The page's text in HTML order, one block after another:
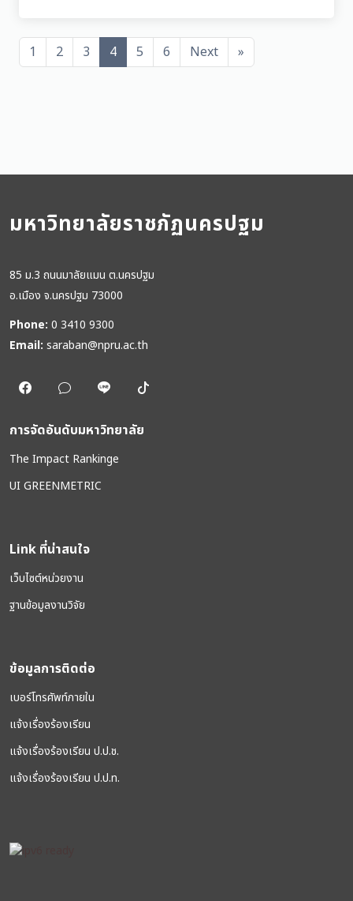
1 2 3 4 5 6 Next »
มหาวิทยาลัยราชภัฏนครปฐม
85 ม.3 ถนนมาลัยแมน ต.นครปฐม
อ.เมือง จ.นครปฐม 73000
Phone: 0 3410 9300
Email: saraban@npru.ac.th
การจัดอันดับมหาวิทยาลัย
The Impact Rankinge
UI GREENMETRIC
Link ที่น่าสนใจ
เว็บไซต์หน่วยงาน
ฐานข้อมูลงานวิจัย
ข้อมูลการติดต่อ
เบอร์โทรศัพท์ภายใน
แจ้งเรื่องร้องเรียน
แจ้งเรื่องร้องเรียน ป.ป.ช.
แจ้งเรื่องร้องเรียน ป.ป.ท.